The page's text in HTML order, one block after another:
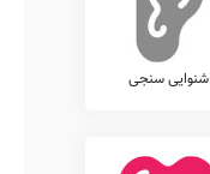
شنوایی سنجی